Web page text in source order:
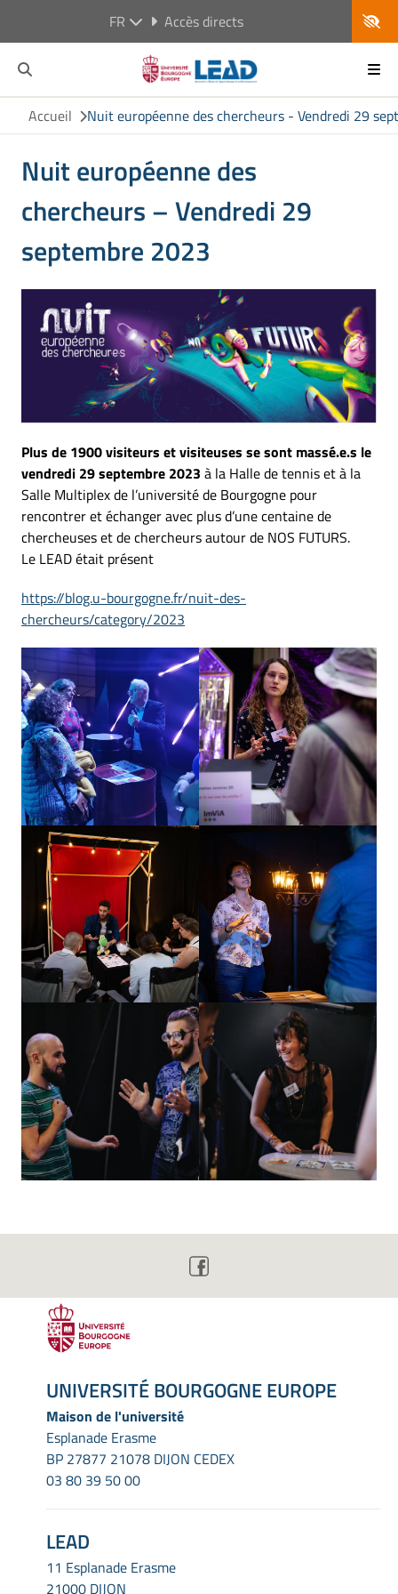
FR Accès directs
Accueil Nuit européenne des chercheurs - Vendredi 29
Nuit européenne des
chercheurs – Vendredi 29
septembre 2023
Plus de 1900 visiteurs et visiteuses se sont massé.e.s le
vendredi 29 septembre 2023 à la Halle de tennis et à la
Salle Multiplex de l’université de Bourgogne pour
rencontrer et échanger avec plus d’une centaine de
chercheuses et de chercheurs autour de NOS FUTURS.
Le LEAD était présent
https://blog.u-bourgogne.fr/nuit-des-
chercheurs/category/2023
UNIVERSITÉ BOURGOGNE EUROPE
Maison de l'université
Esplanade Erasme
BP 27877 21078 DIJON CEDEX
03 80 39 50 00
LEAD
11 Esplanade Erasme
21000 DIJON